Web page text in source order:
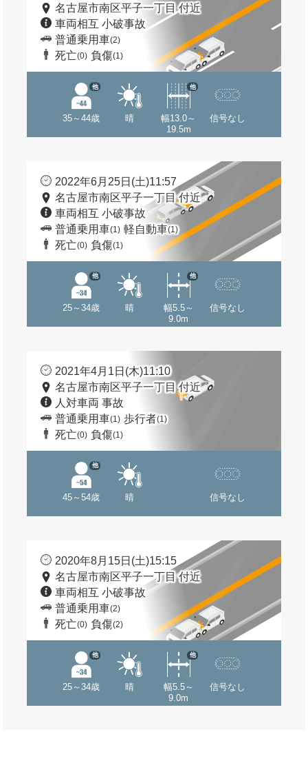
名古屋市南区平子一丁目 付近
車両相互 小破事故
普通乗用車(2)
死亡(0) 負傷(1)
35～44歳
他
晴
幅13.0～
19.5m
他
信号なし
2022年6月25日(土)11:57
名古屋市南区平子一丁目 付近
車両相互 小破事故
普通乗用車(1) 軽自動車(1)
死亡(0) 負傷(1)
25～34歳
他
晴
幅5.5～
9.0m
他
信号なし
2021年4月1日(木)11:10
名古屋市南区平子一丁目 付近
人対車両 事故
普通乗用車(1) 歩行者(1)
死亡(0) 負傷(1)
45～54歳
他
晴 信号なし
2020年8月15日(土)15:15
名古屋市南区平子一丁目 付近
車両相互 小破事故
普通乗用車(2)
死亡(0) 負傷(2)
25～34歳
他
晴
幅5.5～
9.0m
他
信号なし